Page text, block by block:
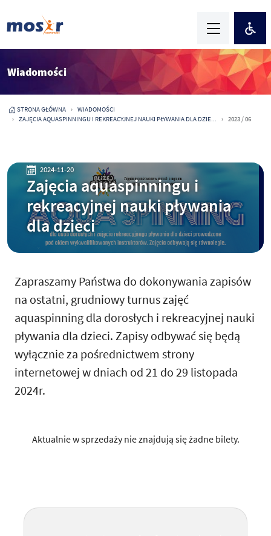
Wiadomości
STRONA GŁÓWNA
WIADOMOŚCI
ZAJĘCIA AQUASPINNINGU I REKREACYJNEJ NAUKI PŁYWANIA DLA DZIE...
2023 / 06
2024-11-20
Zajęcia aquaspinningu i
rekreacyjnej nauki pływania
dla dzieci
Zapraszamy Państwa do dokonywania zapisów
na ostatni, grudniowy turnus zajęć
aquaspinning dla dorosłych i rekreacyjnej nauki
pływania dla dzieci. Zapisy odbywać się będą
wyłącznie za pośrednictwem strony
internetowej w dniach od 21 do 29 listopada
2024r.
Aktualnie w sprzedaży nie znajdują się żadne bilety.